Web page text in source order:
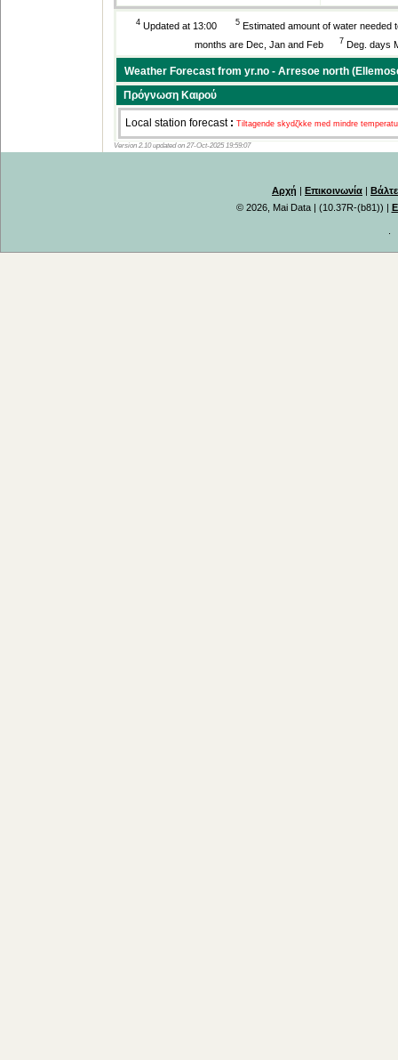
4Updated at 13:00 5Estimated amount of water
months are Dec, Jan and Feb 7 Deg. days
Weather Forecast from yr.no - Arresoe north
Πρόγνωση Καιρού
Local station forecast : Tiltagende skydζkke med mindre
Version 2.10 updated on 27-Oct-2025 19:59:07
Αρχή | Επικοινωνία |
© 2026, Mai Data| (10.37R-(b81)) |